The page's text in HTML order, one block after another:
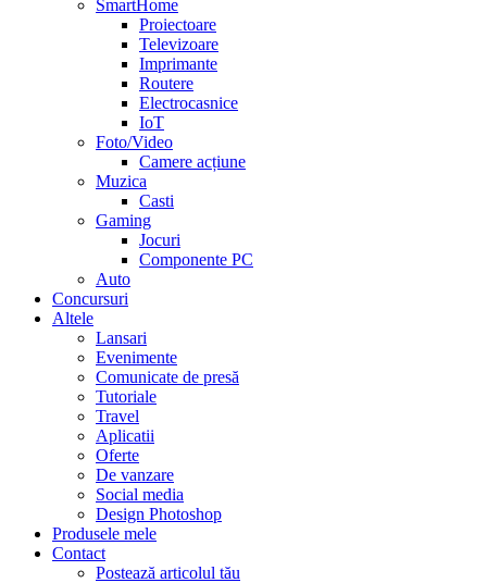
SmartHome
Proiectoare
Televizoare
Imprimante
Routere
Electrocasnice
IoT
Foto/Video
Camere acțiune
Muzica
Casti
Gaming
Jocuri
Componente PC
Auto
Concursuri
Altele
Lansari
Evenimente
Comunicate de presă
Tutoriale
Travel
Aplicatii
Oferte
De vanzare
Social media
Design Photoshop
Produsele mele
Contact
Postează articolul tău